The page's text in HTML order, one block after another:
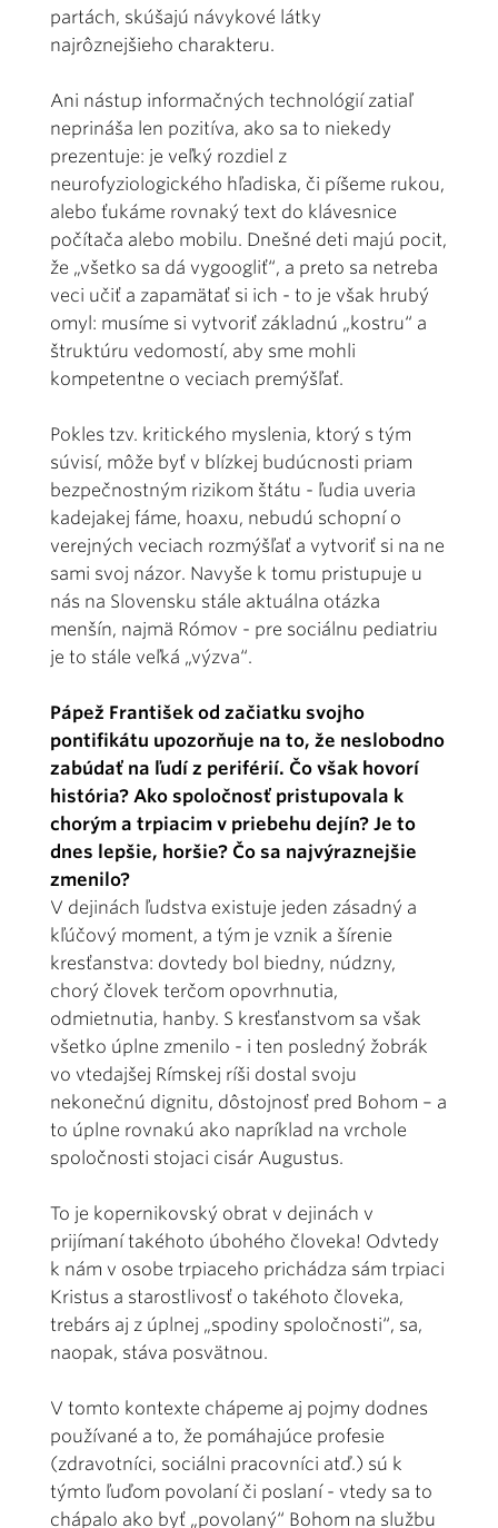
partách, skúšajú návykové látky
najrôznejšieho charakteru.
Ani nástup informačných technológií zatiaľ
neprináša len pozitíva, ako sa to niekedy
prezentuje: je veľký rozdiel z
neurofyziologického hľadiska, či píšeme rukou,
alebo ťukáme rovnaký text do klávesnice
počítača alebo mobilu. Dnešné deti majú pocit,
že „všetko sa dá vygoogliť“, a preto sa netreba
veci učiť a zapamätať si ich - to je však hrubý
omyl: musíme si vytvoriť základnú „kostru“ a
štruktúru vedomostí, aby sme mohli
kompetentne o veciach premýšľať.
Pokles tzv. kritického myslenia, ktorý s tým
súvisí, môže byť v blízkej budúcnosti priam
bezpečnostným rizikom štátu - ľudia uveria
kadejakej fáme, hoaxu, nebudú schopní o
verejných veciach rozmýšľať a vytvoriť si na ne
sami svoj názor. Navyše k tomu pristupuje u
nás na Slovensku stále aktuálna otázka
menšín, najmä Rómov - pre sociálnu pediatriu
je to stále veľká „výzva“.
Pápež František od začiatku svojho
pontifikátu upozorňuje na to, že neslobodno
zabúdať na ľudí z periférií. Čo však hovorí
história? Ako spoločnosť pristupovala k
chorým a trpiacim v priebehu dejín? Je to
dnes lepšie, horšie? Čo sa najvýraznejšie
zmenilo?
V dejinách ľudstva existuje jeden zásadný a
kľúčový moment, a tým je vznik a šírenie
kresťanstva: dovtedy bol biedny, núdzny,
chorý človek terčom opovrhnutia,
odmietnutia, hanby. S kresťanstvom sa však
všetko úplne zmenilo - i ten posledný žobrák
vo vtedajšej Rímskej ríši dostal svoju
nekonečnú dignitu, dôstojnosť pred Bohom – a
to úplne rovnakú ako napríklad na vrchole
spoločnosti stojaci cisár Augustus.
To je kopernikovský obrat v dejinách v
prijímaní takéhoto úbohého človeka! Odvtedy
k nám v osobe trpiaceho prichádza sám trpiaci
Kristus a starostlivosť o takéhoto človeka,
trebárs aj z úplnej „spodiny spoločnosti“, sa,
naopak, stáva posvätnou.
V tomto kontexte chápeme aj pojmy dodnes
používané a to, že pomáhajúce profesie
(zdravotníci, sociálni pracovníci atď.) sú k
týmto ľuďom povolaní či poslaní - vtedy sa to
chápalo ako byť „povolaný“ Bohom na službu